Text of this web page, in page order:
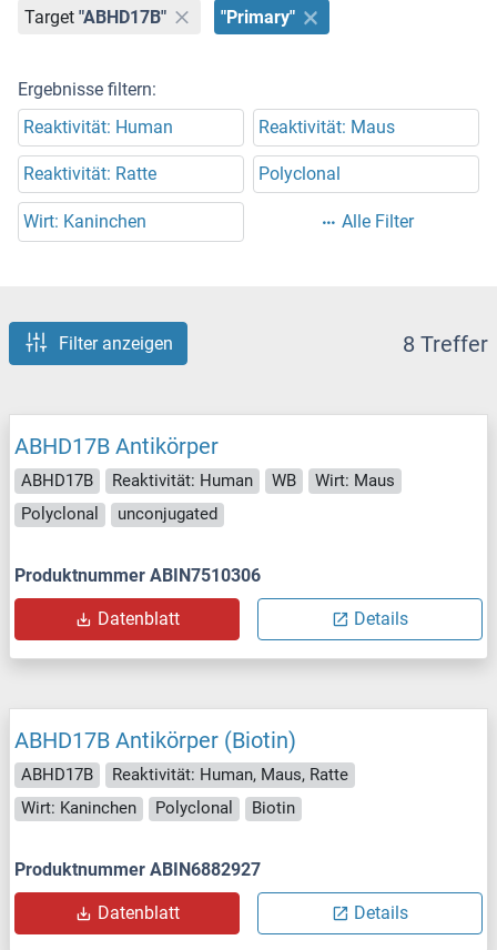
Target "ABHD17B" "Primary"
Ergebnisse filtern:
Reaktivität: Human
Reaktivität: Maus
Reaktivität: Ratte Polyclonal
Wirt: Kaninchen Alle Filter
Filter anzeigen 8 Treffer
ABHD17B Antikörper
ABHD17B Reaktivität: Human WB
Wirt: Maus
Polyclonal
unconjugated
Produktnummer ABIN7510306
Datenblatt Details
ABHD17B Antikörper (Biotin)
ABHD17B
Reaktivität: Human, Maus, Ratte
Wirt: Kaninchen
Polyclonal Biotin
Produktnummer ABIN6882927
Datenblatt Details